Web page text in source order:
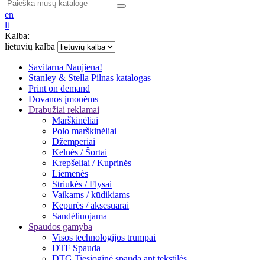
en
lt
Kalba:
lietuvių kalba
Savitarna Naujiena!
Stanley & Stella Pilnas katalogas
Print on demand
Dovanos įmonėms
Drabužiai reklamai
Marškinėliai
Polo marškinėliai
Džemperiai
Kelnės / Šortai
Krepšeliai / Kuprinės
Liemenės
Striukės / Flysai
Vaikams / kūdikiams
Kepurės / aksesuarai
Sandėliuojama
Spaudos gamyba
Visos technologijos trumpai
DTF Spauda